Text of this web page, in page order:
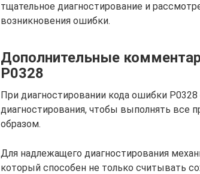
тщательное диагностирование и
возникновения ошибки.
Дополнительные
P0328
При диагностировании кода ошибки
диагностирования, чтобы выполнять
образом.
Для надлежащего диагностирования
который способен не только считывать